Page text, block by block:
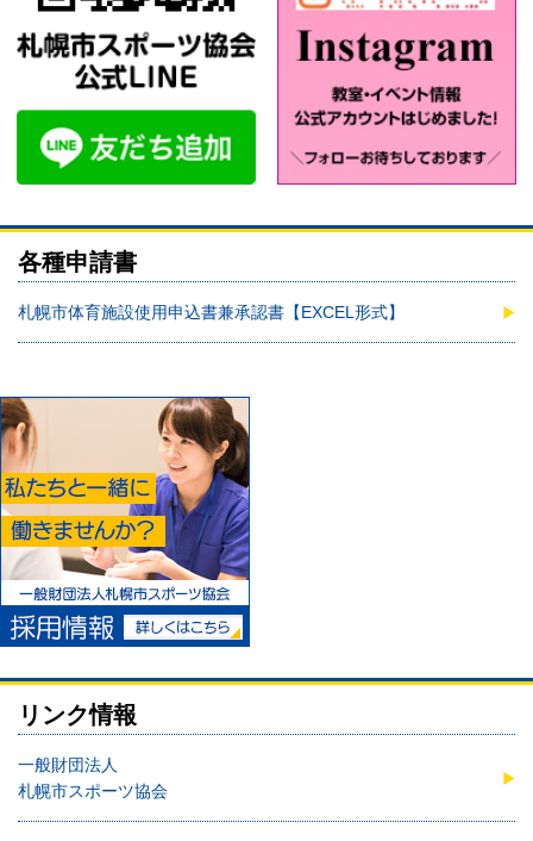
各種申請書
札幌市体育施設使用申込書兼承認書【EXCEL形式】
リンク情報
一般財団法人
札幌市スポーツ協会